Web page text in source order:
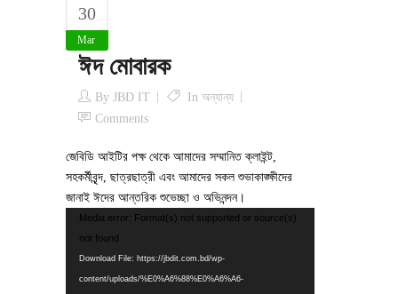
30
Mar
ঈদ মোবারক
By JBD IT In অন্যান্য
Comments
জেবিডি আইটির পক্ষ থেকে আমাদের সম্মানিত ক্লাইন্ট,
সহকর্মীবৃন্দ, ছাত্রছাত্রী এবং আমাদের সকল শুভাকাঙ্ক্ষীদের
জানাই ঈদের আন্তরিক শুভেচ্ছা ও অভিনন্দন।
Video
Player
Media error: Format(s) not supported or source(s)
not found
Download File: https://jbdit.com.bd/wp-
content/uploads/%E0%A6%88%E0%A6%A6-